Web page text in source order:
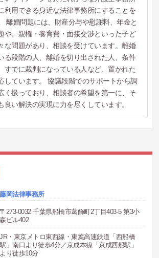
利用できる身近な法律事務所にすることを
離婚問題には、財産分与や慰謝料、年金と
や、親権・養育費・面接交渉といった子ど
な問題があり、相談を受けています。離婚
る段階の人、離婚を切り出された人、条件
すでに裁判になっている人など、置かれた
しています。 協議段階でのサポートから調
く扱っており、相談者の希望を第一に、そ
良い解決の実現に力を尽くしています。
藤岡法律事務所
〒273-0032 千葉県船橋市葛飾町2丁目403-5 第3小
森ビル402
JR・東京メトロ東西線・東葉高速鉄道「西船橋
駅」南口より徒歩4分／京成本線「京成西船駅」
より徒歩10分